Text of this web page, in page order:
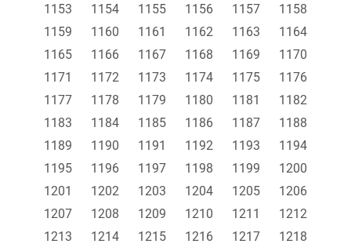
1153 1154 1155 1156 1157
1158
1159
1160 1161 1162 1163
1164
1165
1166 1167 1168 1169
1170
1171
1172 1173 1174 1175
1176
1177
1178 1179 1180 1181
1182
1183
1184 1185 1186 1187
1188
1189
1190 1191 1192 1193
1194
1195
1196 1197 1198 1199
1200
1201
1202 1203 1204 1205
1206
1207
1208 1209 1210 1211
1212
1213
1214 1215 1216 1217
1218